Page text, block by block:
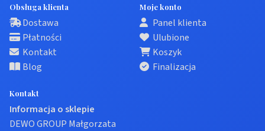
Obsługa klienta
Dostawa
Płatności
Kontakt
Blog
Moje konto
Panel klienta
Ulubione
Koszyk
Finalizacja
Kontakt
Informacja o sklepie
DEWO GROUP Małgorzata